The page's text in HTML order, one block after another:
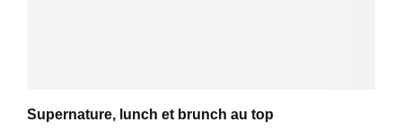
Supernature, lunch et brunch au top